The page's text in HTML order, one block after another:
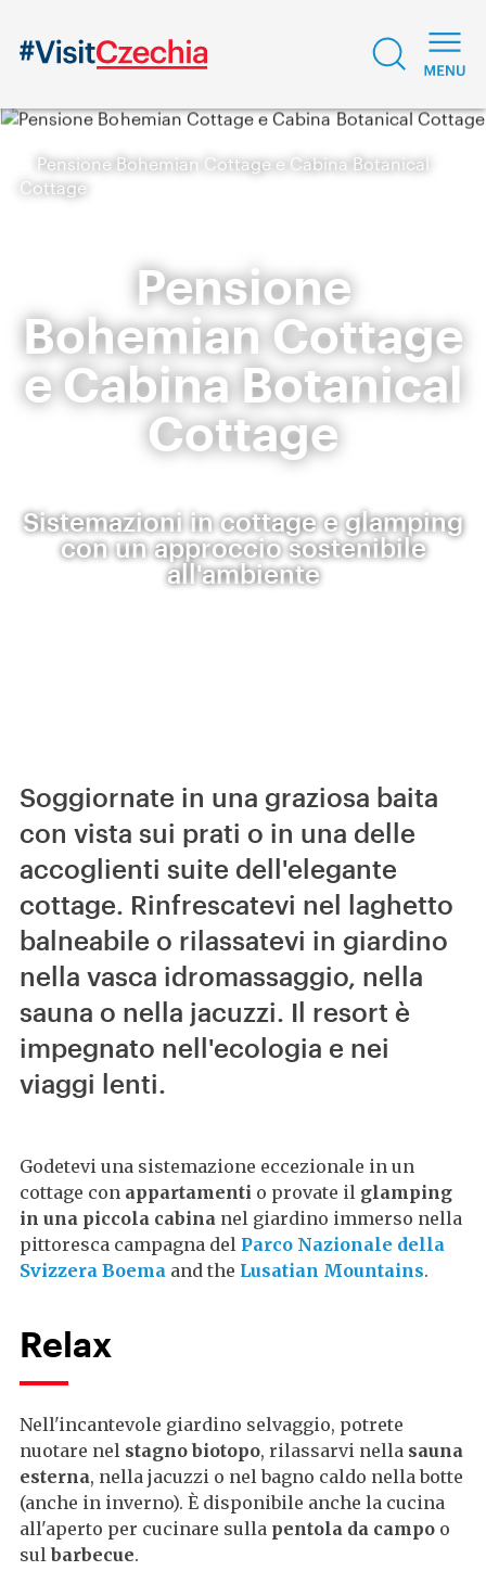
Pensione Bohemian Cottage e Cabina Botanical
Cottage
Pensione
Bohemian Cottage
e Cabina Botanical
Cottage
Sistemazioni in cottage e glamping
con un approccio sostenibile
all'ambiente
Soggiornate in una graziosa baita
con vista sui prati o in una delle
accoglienti suite dell'elegante
cottage. Rinfrescatevi nel laghetto
balneabile o rilassatevi in giardino
nella vasca idromassaggio, nella
sauna o nella jacuzzi. Il resort è
impegnato nell'ecologia e nei
viaggi lenti.
Godetevi una sistemazione eccezionale in un
cottage con appartamenti o provate il glamping
in una piccola cabina nel giardino immerso nella
pittoresca campagna del Parco Nazionale della
Svizzera Boema and the Lusatian Mountains.
Relax
Nell'incantevole giardino selvaggio, potrete
nuotare nel stagno biotopo, rilassarvi nella sauna
esterna, nella jacuzzi o nel bagno caldo nella botte
(anche in inverno). È disponibile anche la cucina
all'aperto per cucinare sulla pentola da campo o
sul barbecue.